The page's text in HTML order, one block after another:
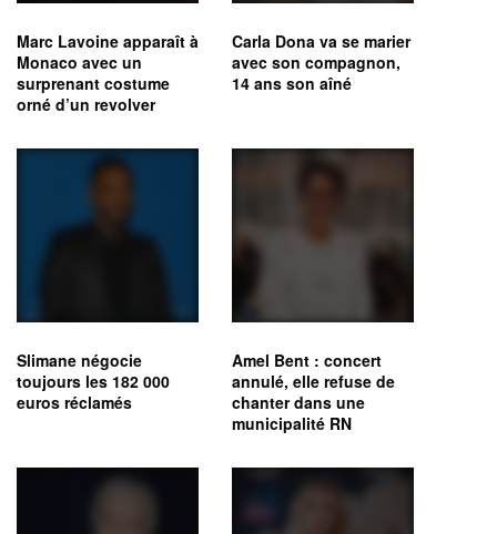
Marc Lavoine apparaît à
Monaco avec un
surprenant costume
orné d’un revolver
Carla Dona va se marier
avec son compagnon,
14 ans son aîné
Slimane négocie
toujours les 182 000
euros réclamés
Amel Bent : concert
annulé, elle refuse de
chanter dans une
municipalité RN